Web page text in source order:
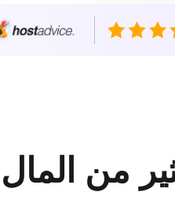
من المال